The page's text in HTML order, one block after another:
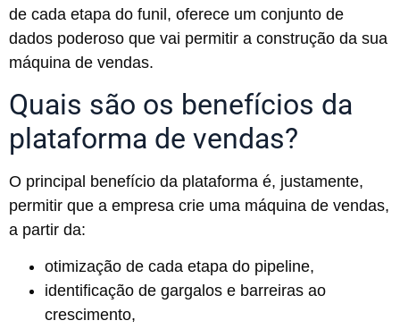
de cada etapa do funil, oferece um conjunto de
dados poderoso que vai permitir a construção da sua
máquina de vendas.
Quais são os benefícios da
plataforma de vendas?
O principal benefício da plataforma é, justamente,
permitir que a empresa crie uma máquina de vendas,
a partir da:
otimização de cada etapa do pipeline,
identificação de gargalos e barreiras ao
crescimento,